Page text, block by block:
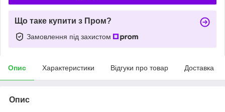
Що таке купити з Пром?
Замовлення під захистом
Опис Характеристики Відгуки про товар Доставка
Опис